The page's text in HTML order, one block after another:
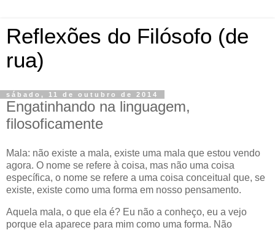
Reflexões do Filósofo (de
rua)
sábado, 11 de outubro de 2014
Engatinhando na linguagem,
filosoficamente
Mala: não existe a mala, existe uma mala que estou vendo
agora. O nome se refere à coisa, mas não uma coisa
específica, o nome se refere a uma coisa conceitual que, se
existe, existe como uma forma em nosso pensamento.
Aquela mala, o que ela é? Eu não a conheço, eu a vejo
porque ela aparece para mim como uma forma. Não